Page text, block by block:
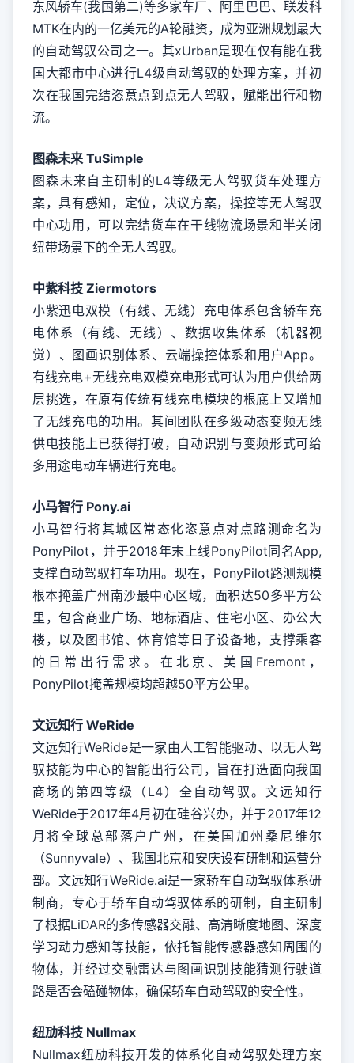
东风轿车(我国第二)等多家车厂、阿里巴巴、联发科
MTK在内的一亿美元的A轮融资，成为亚洲规划最大
的自动驾驭公司之一。其xUrban是现在仅有能在我
国大都市中心进行L4级自动驾驭的处理方案，并初
次在我国完结恣意点到点无人驾驭，赋能出行和物
流。
图森未来 TuSimple
图森未来自主研制的L4等级无人驾驭货车处理方
案，具有感知，定位，决议方案，操控等无人驾驭
中心功用，可以完结货车在干线物流场景和半关闭
纽带场景下的全无人驾驭。
中紫科技 Ziermotors
小紫迅电双模（有线、无线）充电体系包含轿车充
电体系（有线、无线）、数据收集体系（机器视
觉）、图画识别体系、云端操控体系和用户App。
有线充电+无线充电双模充电形式可认为用户供给两
层挑选，在原有传统有线充电模块的根底上又增加
了无线充电的功用。其间团队在多级动态变频无线
供电技能上已获得打破，自动识别与变频形式可给
多用途电动车辆进行充电。
小马智行 Pony.ai
小马智行将其城区常态化恣意点对点路测命名为
PonyPilot，并于2018年末上线PonyPilot同名App,
支撑自动驾驭打车功用。现在，PonyPilot路测规模
根本掩盖广州南沙最中心区域，面积达50多平方公
里，包含商业广场、地标酒店、住宅小区、办公大
楼，以及图书馆、体育馆等日子设备地，支撑乘客
的日常出行需求。在北京、美国Fremont，
PonyPilot掩盖规模均超越50平方公里。
文远知行 WeRide
文远知行WeRide是一家由人工智能驱动、以无人驾
驭技能为中心的智能出行公司，旨在打造面向我国
商场的第四等级（L4）全自动驾驭。文远知行
WeRide于2017年4月初在硅谷兴办，并于2017年12
月将全球总部落户广州，在美国加州桑尼维尔
（Sunnyvale）、我国北京和安庆设有研制和运营分
部。文远知行WeRide.ai是一家轿车自动驾驭体系研
制商，专心于轿车自动驾驭体系的研制，自主研制
了根据LiDAR的多传感器交融、高清晰度地图、深度
学习动力感知等技能，依托智能传感器感知周围的
物体，并经过交融雷达与图画识别技能猜测行驶道
路是否会磕碰物体，确保轿车自动驾驭的安全性。
纽劢科技 Nullmax
Nullmax纽劢科技开发的体系化自动驾驭处理方案